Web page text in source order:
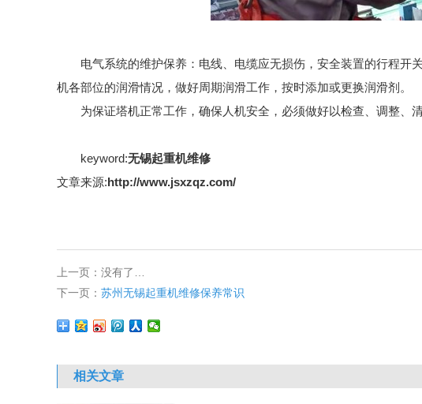
电气系统的维护保养：电线、电缆应无损伤，安全装置的行程
机各部位的润滑情况，做好周期润滑工作，按时添加或更换润滑剂。
为保证塔机正常工作，确保人机安全，必须做好以检查、调整、
keyword:无锡起重机维修
文章来源:http://www.jsxzqz.com/
上一页：没有了…
下一页： 苏州无锡起重机维修保养常识
相关文章